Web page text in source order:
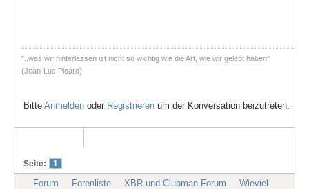
"..was wir hinterlassen ist nicht so wichtig wie die Art, wie wir gelebt haben"
(Jean-Luc Picard)
Bitte Anmelden oder Registrieren um der Konversation beizutreten.
Seite: 1
Forum Forenliste XBR und Clubman Forum
Wieviel